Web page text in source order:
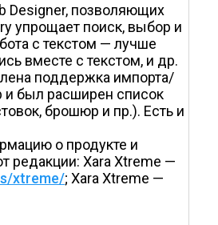
Designer, позволяющих
упрощает поиск, выбор и
с текстом — лучше
вместе с текстом, и др.
поддержка импорта/
и был расширен список
брошюр и пр.). Есть и
о продукте и
редакции: Xara Xtreme —
xtreme/; Xara Xtreme —